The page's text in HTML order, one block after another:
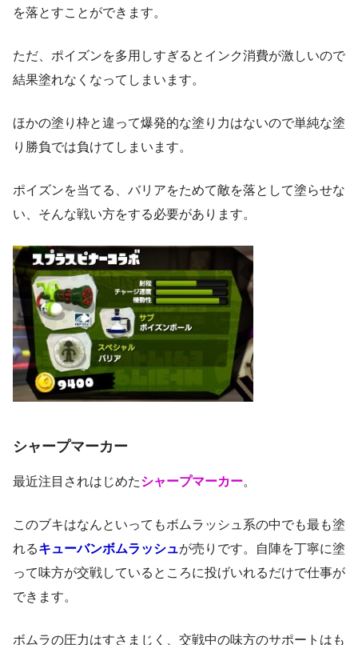
を落とすことができます。
ただ、ポイズンを多用しすぎるとインク消費が激しいので
結果塗れなくなってしまいます。
ほかの塗り枠と違って爆発的な塗り力はないので単純な塗
り勝負では負けてしまいます。
ポイズンを当てる、バリアをためて敵を落として塗らせな
い、そんな戦い方をする必要があります。
シャープマーカー
最近注目されはじめたシャープマーカー。
このブキはなんといってもボムラッシュ系の中でも最も塗
れるキューバンボムラッシュが売りです。自陣を丁寧に塗
って味方が交戦しているところに投げいれるだけで仕事が
できます。
ボムラの圧力はすさまじく、交戦中の味方のサポートはも